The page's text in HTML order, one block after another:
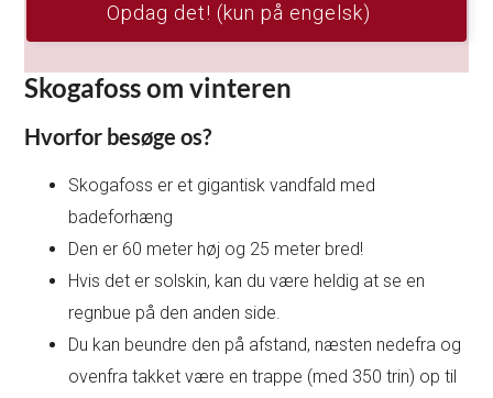
Opdag det! (kun på engelsk)
Skogafoss om vinteren
Hvorfor besøge os?
Skogafoss er et gigantisk vandfald med
badeforhæng
Den er 60 meter høj og 25 meter bred!
Hvis det er solskin, kan du være heldig at se en
regnbue på den anden side.
Du kan beundre den på afstand, næsten nedefra og
ovenfra takket være en trappe (med 350 trin) op til